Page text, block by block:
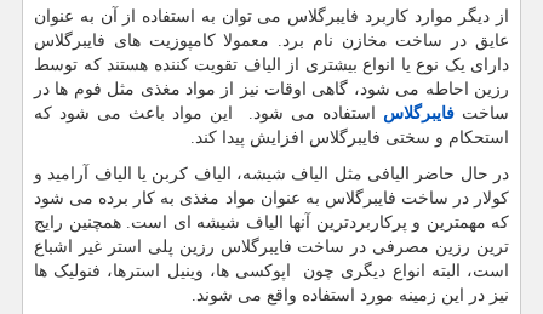
از دیگر موارد کاربرد فایبرگلاس می توان به استفاده از آن به عنوان
عایق در ساخت مخازن نام برد. معمولا کامپوزیت های فایبرگلاس
دارای یک نوع یا انواع بیشتری از الیاف تقویت کننده هستند که توسط
رزین احاطه می شود، گاهی اوقات نیز از مواد مغذی مثل فوم ها در
ساختفایبرگلاس استفاده می شود. این مواد باعث می شود که
استحکام و سختی فایبرگلاس افزایش پیدا کند.
در حال حاضر الیافی مثل الیاف شیشه، الیاف کربن یا الیاف آرامید و
کولار در ساخت فایبرگلاس به عنوان مواد مغذی به کار برده می شود
که مهمترین و پرکاربردترین آنها الیاف شیشه ای است. همچنین رایج
ترین رزین مصرفی در ساخت فایبرگلاس رزین پلی استر غیر اشباع
است، البته انواع دیگری چون اپوکسی ها، وینیل استرها، فنولیک ها
نیز در این زمینه مورد استفاده واقع می شوند.